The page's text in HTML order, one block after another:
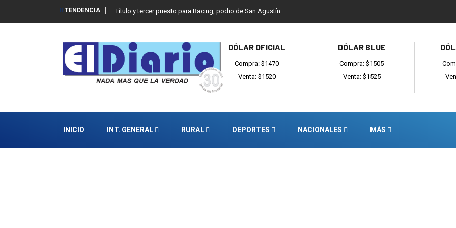
TENDENCIA Título y tercer puesto para Racing, podio de San Agustín
DÓLAR OFICIAL
Compra: $1470
Venta: $1520
DÓLAR BLUE
Compra: $1505
Venta: $1525
INICIO INT. GENERAL RURAL DEPORTES NACIONALES MÁS